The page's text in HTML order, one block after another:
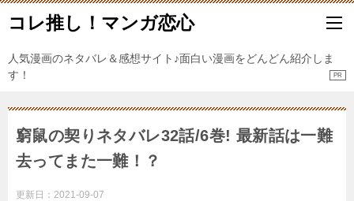
コレ推し！マンガ恋心
人気漫画のネタバレ＆感想サイト♪面白い漫画をどんどん紹介しま
す！
窮鼠の契りネタバレ32話/6巻! 最新話は一難
去ってまた一難！？
更新日： 2021-09-07